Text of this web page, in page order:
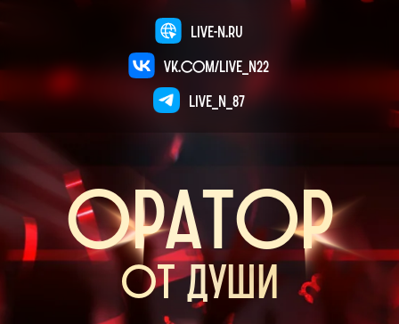
от души
оратор
vk.com/live_n22
live-n.ru
live_n_87